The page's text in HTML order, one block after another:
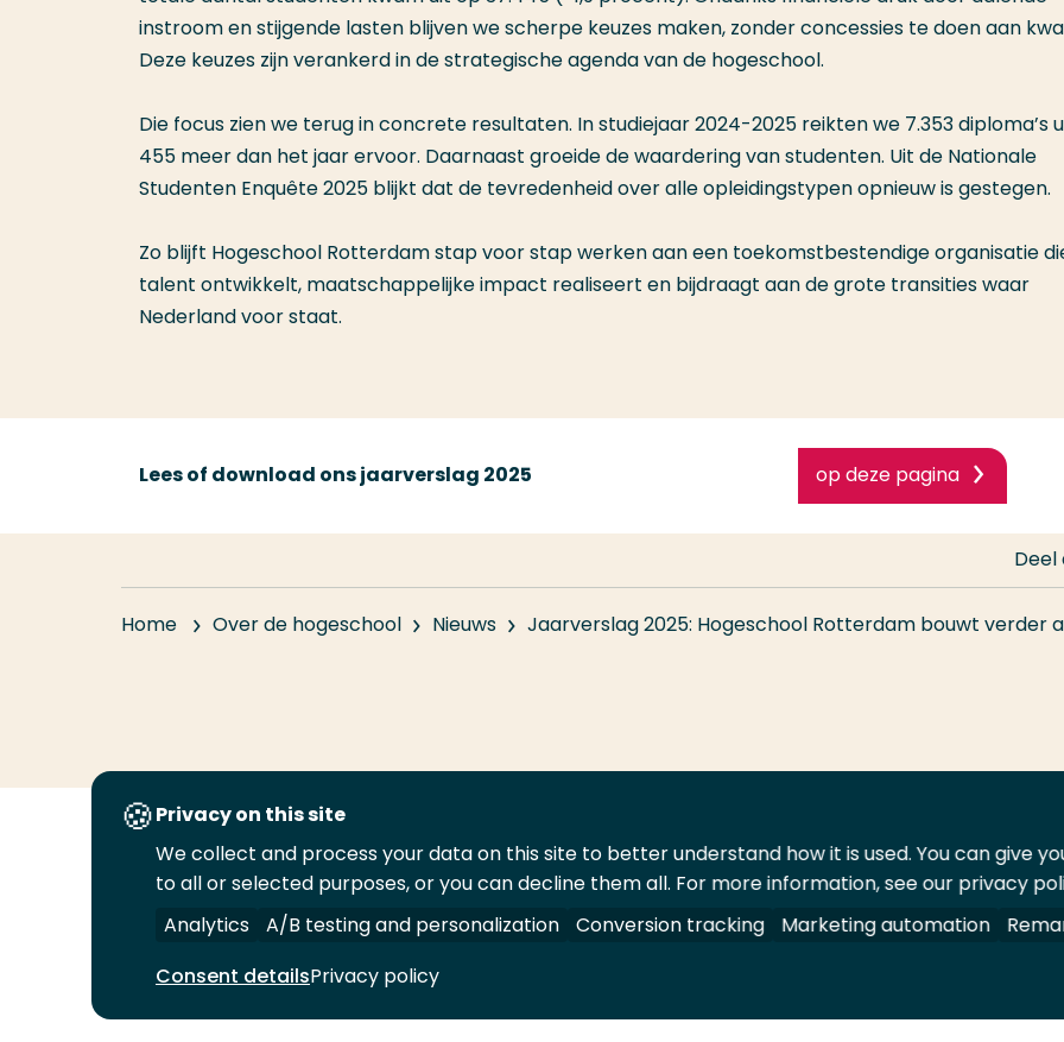
instroom en stijgende lasten blijven we scherpe keuzes maken, zonder concessies te doen aan
Deze keuzes zijn verankerd in de strategische agenda van de hogeschool.
Die focus zien we terug in concrete resultaten. In studiejaar 2024-2025 reikten we 7.353 diploma’s
455 meer dan het jaar ervoor. Daarnaast groeide de waardering van studenten. Uit de Nationale
Studenten Enquête 2025 blijkt dat de tevredenheid over alle opleidingstypen opnieuw is gestegen.
Zo blijft Hogeschool Rotterdam stap voor stap werken aan een toekomstbestendige organisatie
talent ontwikkelt, maatschappelijke impact realiseert en bijdraagt aan de grote transities waar
Nederland voor staat.
Lees of download ons jaarverslag 2025 op deze pagina
Home Over de hogeschool Nieuws Jaarverslag 2025: Hogeschool Rotterdam bouwt verder
Deel
Volg
ons
op
Volg
ons
op
Volg
ons
op
Volg
ons
op
Juridisch Security A-Z Index Contact Leveranciers
© 2026 Hogeschool Rotterdam. Alle rechten voorbehouden.
Privacy on this site
We collect and process your data on this site to better understand how it is used. You can give
to all or selected purposes, or you can decline them all. For more information, see our privacy
Analytics
A/B testing and personalization Conversion tracking Marketing automation
Consent detailsPrivacy policy